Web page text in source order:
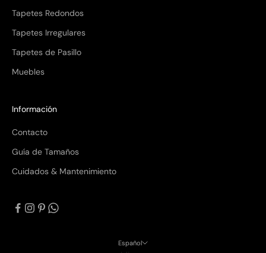
Tapetes Redondos
Tapetes Irregulares
Tapetes de Pasillo
Muebles
Información
Contacto
Guía de Tamaños
Cuidados & Mantenimiento
Español